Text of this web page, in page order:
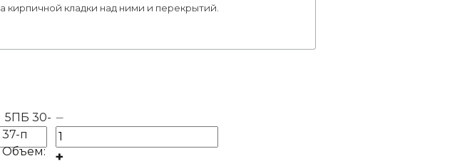
кирпичной кладки над ними и перекрытий.
5ПБ 30-
37-п
Объем: